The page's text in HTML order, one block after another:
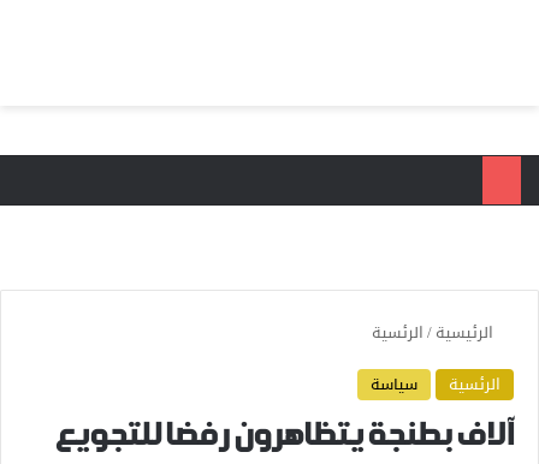
الرئيسية/الرئسية
الرئسية
سياسة
آلاف بطنجة يتظاهرون رفضا للتجويع